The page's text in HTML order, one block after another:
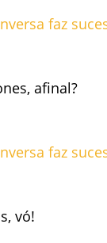
afinal?
vó!